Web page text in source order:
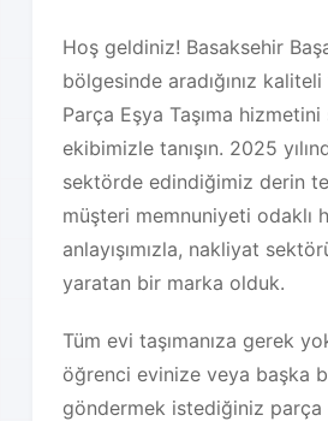
Hoş geldiniz! Basaksehir
bölgesinde aradığınız
Parça Eşya Taşıma
ekibimizle tanışın. 2025
sektörde edindiğimiz derin
müşteri memnuniyeti odaklı
anlayışımızla, nakliyat
yaratan bir marka olduk.
Tüm evi taşımanıza gerek
öğrenci evinize veya başka
göndermek istediğiniz parça